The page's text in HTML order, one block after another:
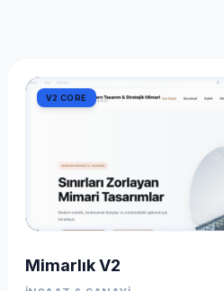
V2 CORE
Mimarlık V2